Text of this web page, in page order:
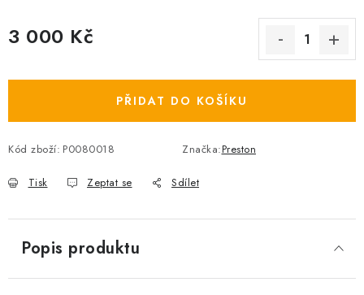
3 000 Kč
PŘIDAT DO KOŠÍKU
Kód zboží: P0080018 Značka:Preston
Tisk Zeptat se Sdílet
Popis produktu